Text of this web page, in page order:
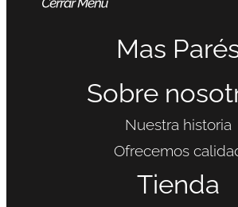
Mas
Sobre
Nuestra historia
Ofrecemos
Tienda